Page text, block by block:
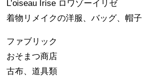
L’oiseau Irise ロワゾーイリゼ
着物リメイクの洋服、バッグ、帽子
ファブリック
おそまつ商店
古布、道具類